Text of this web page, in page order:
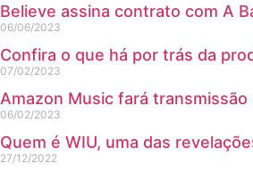
Believe assina contrato com A
06/06/2023
Confira o que há por trás da
07/02/2023
Amazon Music fará
06/02/2023
Quem é WIU, uma das
27/12/2022